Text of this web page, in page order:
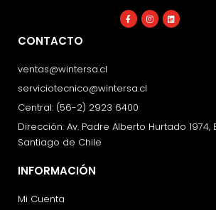
Facebook-
f
Instagram
Linkedin
CONTACTO
ventas@wintersa.cl
serviciotecnico@wintersa.cl
Central: (56-2) 2923 6400
Dirección: Av. Padre Alberto Hurtado 1974,
Santiago de Chile
INFORMACIÓN
Mi Cuenta